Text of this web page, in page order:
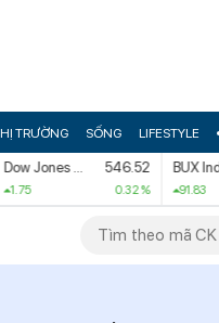
TRƯỜNG SỐNG LIFESTYLE
Dow Jones Shanghai Index 546.52
0.32 %
BUX Index
91.83